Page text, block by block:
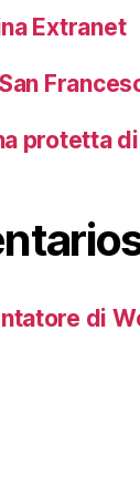
Extranet
protetta
di